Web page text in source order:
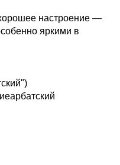
настроение —
яркими в